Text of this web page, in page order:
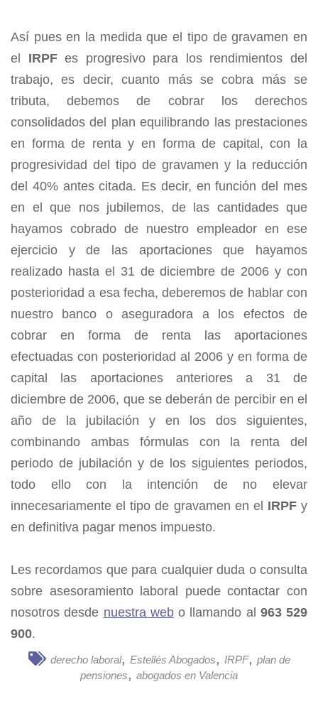
Así pues en la medida que el tipo de gravamen en
el IRPFes progresivo para los rendimientos del
trabajo, es decir, cuanto más se cobra más se
tributa, debemos de cobrar los derechos
consolidados del plan equilibrando las prestaciones
en forma de renta y en forma de capital, con la
progresividad del tipo de gravamen y la reducción
del 40% antes citada. Es decir, en función del mes
en el que nos jubilemos, de las cantidades que
hayamos cobrado de nuestro empleador en ese
ejercicio y de las aportaciones que hayamos
realizado hasta el 31 de diciembre de 2006 y con
posterioridad a esa fecha, deberemos de hablar con
nuestro banco o aseguradora a los efectos de
cobrar en forma de renta las aportaciones
efectuadas con posterioridad al 2006 y en forma de
capital las aportaciones anteriores a 31 de
diciembre de 2006, que se deberán de percibir en el
año de la jubilación y en los dos siguientes,
combinando ambas fórmulas con la renta del
periodo de jubilación y de los siguientes periodos,
todo ello con la intención de no elevar
innecesariamente el tipo de gravamen en el IRPF y
en definitiva pagar menos impuesto.
Les recordamos que para cualquier duda o consulta
sobre asesoramiento laboral puede contactar con
nosotros desde nuestra webo llamando al 963 529
900.
derecho laboral, Estellés Abogados, IRPF, plan de
pensiones, abogados en Valencia